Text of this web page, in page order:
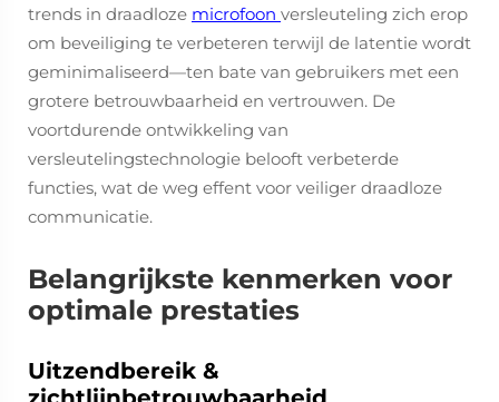
trends in draadloze microfoon versleuteling zich erop
om beveiliging te verbeteren terwijl de latentie wordt
geminimaliseerd—ten bate van gebruikers met een
grotere betrouwbaarheid en vertrouwen. De
voortdurende ontwikkeling van
versleutelingstechnologie belooft verbeterde
functies, wat de weg effent voor veiliger draadloze
communicatie.
Belangrijkste kenmerken voor
optimale prestaties
Uitzendbereik &